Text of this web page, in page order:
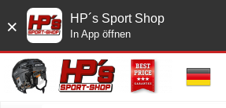
× HP´s Sport Shop
In App öffnen